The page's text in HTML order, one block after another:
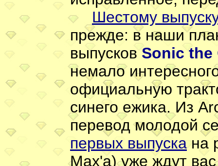
Шестому
прежде: в наши
выпусков Sonic the
немало
официальную
синего ежика. Из
перевод молодой
первых выпуска на
Max'а) уже ждут